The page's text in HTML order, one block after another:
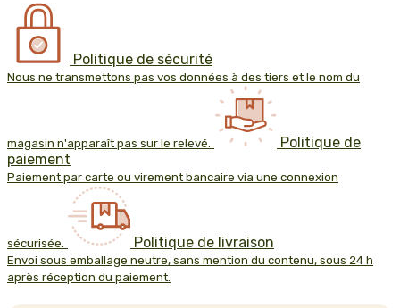
Politique de sécurité
Nous ne transmettons pas vos données à des tiers et le nom du
magasin n'apparaît pas sur le relevé.
Politique de
paiement
Paiement par carte ou virement bancaire via une connexion
sécurisée. Politique de livraison
Envoi sous emballage neutre, sans mention du contenu, sous 24 h
après réception du paiement.